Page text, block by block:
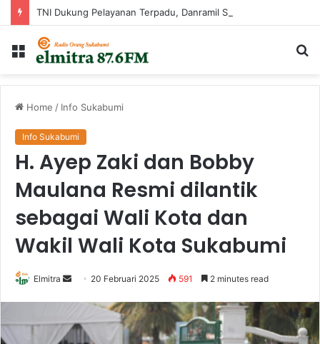
Menu
Home / Info Sukabumi
Info Sukabumi
H. Ayep Zaki dan Bobby
Maulana Resmi dilantik
sebagai Wali Kota dan
Wakil Wali Kota Sukabumi
Elmitra
Send 20 Februari 2025 591 2 minutes read